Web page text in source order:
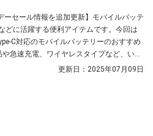
ーセール情報を追加更新】モバイルバッテ
どに活躍する便利アイテムです。今回は
C対応のモバイルバッテリーのおすすめ
急速充電、ワイヤレスタイプなど、いろ
品についてや選ぶ際のポイント、充電で
更新日： 2025年07月09日